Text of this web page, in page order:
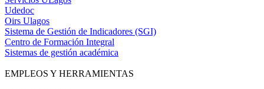
Udedoc
Oirs Ulagos
Sistema de Gestión de Indicadores (SGI)
Centro de Formación Integral
Sistemas de gestión académica
EMPLEOS Y HERRAMIENTAS